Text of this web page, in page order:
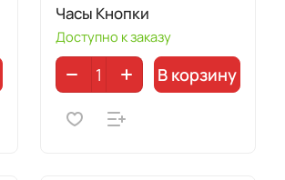
Часы Кнопки
Доступно к заказу
В корзину